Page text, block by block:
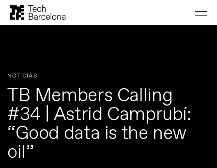
NOTICIAS
TB Members Calling
#34 | Astrid Camprubí:
“Good data is the new
oil”